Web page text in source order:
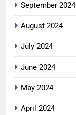
September 2024
August 2024
July 2024
June 2024
May 2024
April 2024